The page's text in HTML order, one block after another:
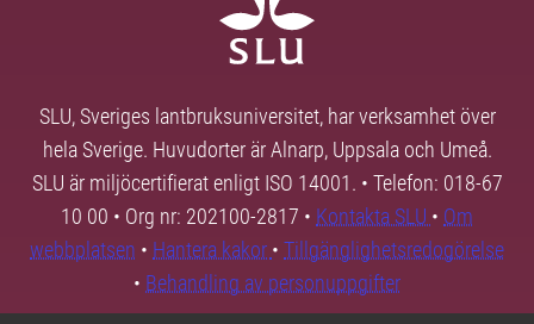
SLU, Sveriges lantbruksuniversitet, har verksamhet över
hela Sverige. Huvudorter är Alnarp, Uppsala och Umeå.
SLU är miljöcertifierat enligt ISO 14001. • Telefon: 018-67
10 00 • Org nr: 202100-2817 • Kontakta SLU • Om
webbplatsen • Hantera kakor • Tillgänglighetsredogörelse
• Behandling av personuppgifter